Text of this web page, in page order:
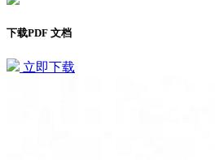
下载PDF 文档
立即下载